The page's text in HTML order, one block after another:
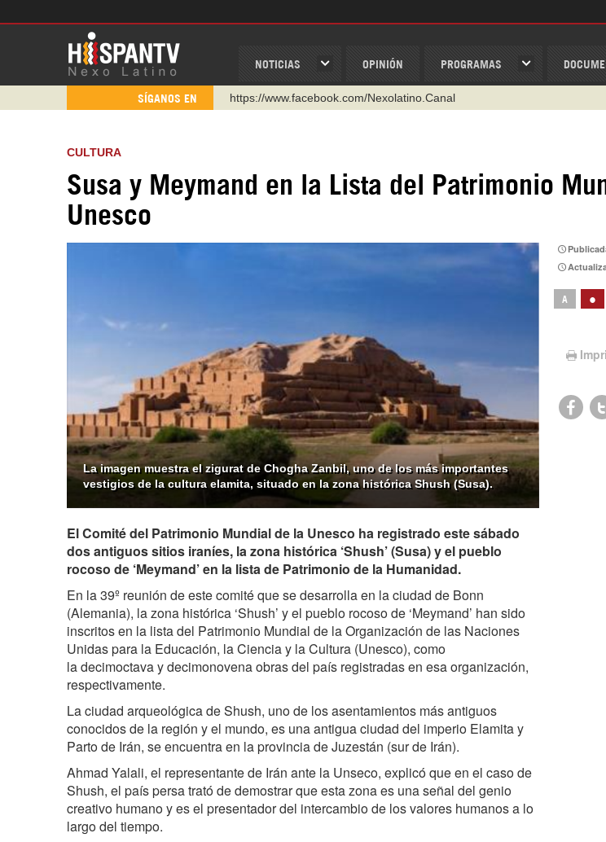
NOTICIAS OPINIÓN PROGRAMAS
SÍGANOS EN
https://www.facebook.com/Nexolatino.Canal
https://t.me/hispantvcanal
https://urmedium.com/c/hispantv
Instagram como: hispan_tv
CULTURA
Susa y Meymand en la Lista del Patrimonio
Unesco
La imagen muestra el zigurat de Chogha Zanbil, uno de los más importantes
vestigios de la cultura elamita, situado en la zona histórica Shush (Susa).
A •
El Comité del Patrimonio Mundial de la Unesco ha registrado este sábado
dos antiguos sitios iraníes, la zona histórica ‘Shush’ (Susa) y el pueblo
rocoso de ‘Meymand’ en la lista de Patrimonio de la Humanidad.
En la 39º reunión de este comité que se desarrolla en la ciudad de Bonn
(Alemania), la zona histórica ‘Shush’ y el pueblo rocoso de ‘Meymand’ han sido
inscritos en la lista del Patrimonio Mundial de la Organización de las Naciones
Unidas para la Educación, la Ciencia y la Cultura (Unesco), como
la decimoctava y decimonovena obras del país registradas en esa organización,
respectivamente.
La ciudad arqueológica de Shush, uno de los asentamientos más antiguos
conocidos de la región y el mundo, es una antigua ciudad del imperio Elamita y
Parto de Irán, se encuentra en la provincia de Juzestán (sur de Irán).
Ahmad Yalali, el representante de Irán ante la Unseco, explicó que en el caso de
Shush, el país persa trató de demostrar que esta zona es una señal del genio
creativo humano y es el presentador del intercambio de los valores humanos a lo
largo del tiempo.